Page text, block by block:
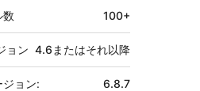
数 100+
ョン 4.6またはそれ以降
ョン: 6.8.7